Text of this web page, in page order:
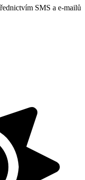
SMS a e-mailů